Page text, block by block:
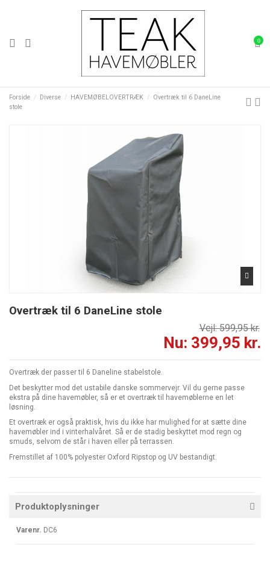
0
Forside Diverse HAVEMØBELOVERTRÆK
Overtræk til 6 DaneLine
stole
Overtræk til 6 DaneLine stole
Vejl: 599,95 kr.
Nu: 399,95 kr.
Overtræk der passer til 6 Daneline stabelstole.
Det beskytter mod det ustabile danske sommervejr. Vil du gerne passe
ekstra på dine havemøbler, så er et overtræk til havemøblerne en let
løsning.
Et overtræk er også praktisk, hvis du ikke har mulighed for at sætte dine
havemøbler ind i vinterhalvåret. Så er de stadig beskyttet mod regn og
smuds, selvom de står i haven eller på terrassen.
Fremstillet af 100% polyester Oxford Ripstop og UV bestandigt.
Produktoplysninger
Varenr. DC6